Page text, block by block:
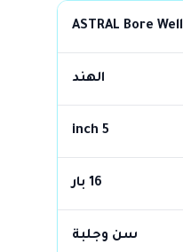
ASTRAL Bore Well
الهند
5 inch
16 بار
سن وجلبة